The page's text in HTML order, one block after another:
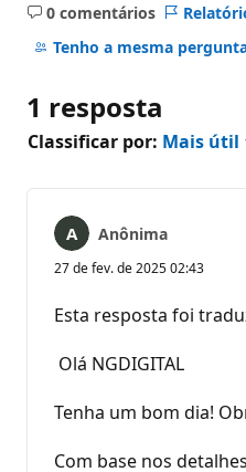
0 comentários
Sem
comentários
Tenho a mesma
1 resposta
Classificar por: Mais útil
Anônima
27 de fev. de 2025 02:43
Esta resposta foi
Olá NGDIGITAL
Tenha um bom dia!
Com base nos